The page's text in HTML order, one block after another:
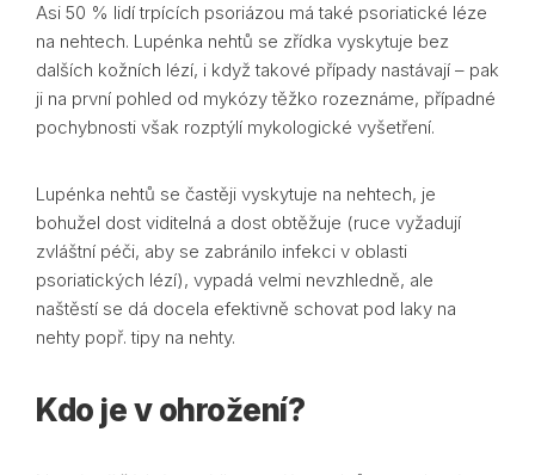
Asi 50 % lidí trpících psoriázou má také psoriatické léze
na nehtech. Lupénka nehtů se zřídka vyskytuje bez
dalších kožních lézí, i když takové případy nastávají – pak
ji na první pohled od mykózy těžko rozeznáme, případné
pochybnosti však rozptýlí mykologické vyšetření.
Lupénka nehtů se častěji vyskytuje na nehtech, je
bohužel dost viditelná a dost obtěžuje (ruce vyžadují
zvláštní péči, aby se zabránilo infekci v oblasti
psoriatických lézí), vypadá velmi nevzhledně, ale
naštěstí se dá docela efektivně schovat pod laky na
nehty popř. tipy na nehty.
Kdo je v ohrožení?